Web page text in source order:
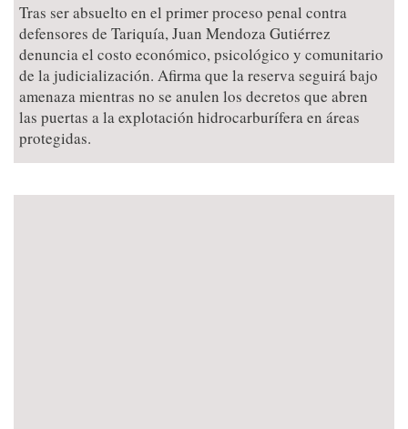
Tras ser absuelto en el primer proceso penal contra
defensores de Tariquía, Juan Mendoza Gutiérrez
denuncia el costo económico, psicológico y comunitario
de la judicialización. Afirma que la reserva seguirá bajo
amenaza mientras no se anulen los decretos que abren
las puertas a la explotación hidrocarburífera en áreas
protegidas.